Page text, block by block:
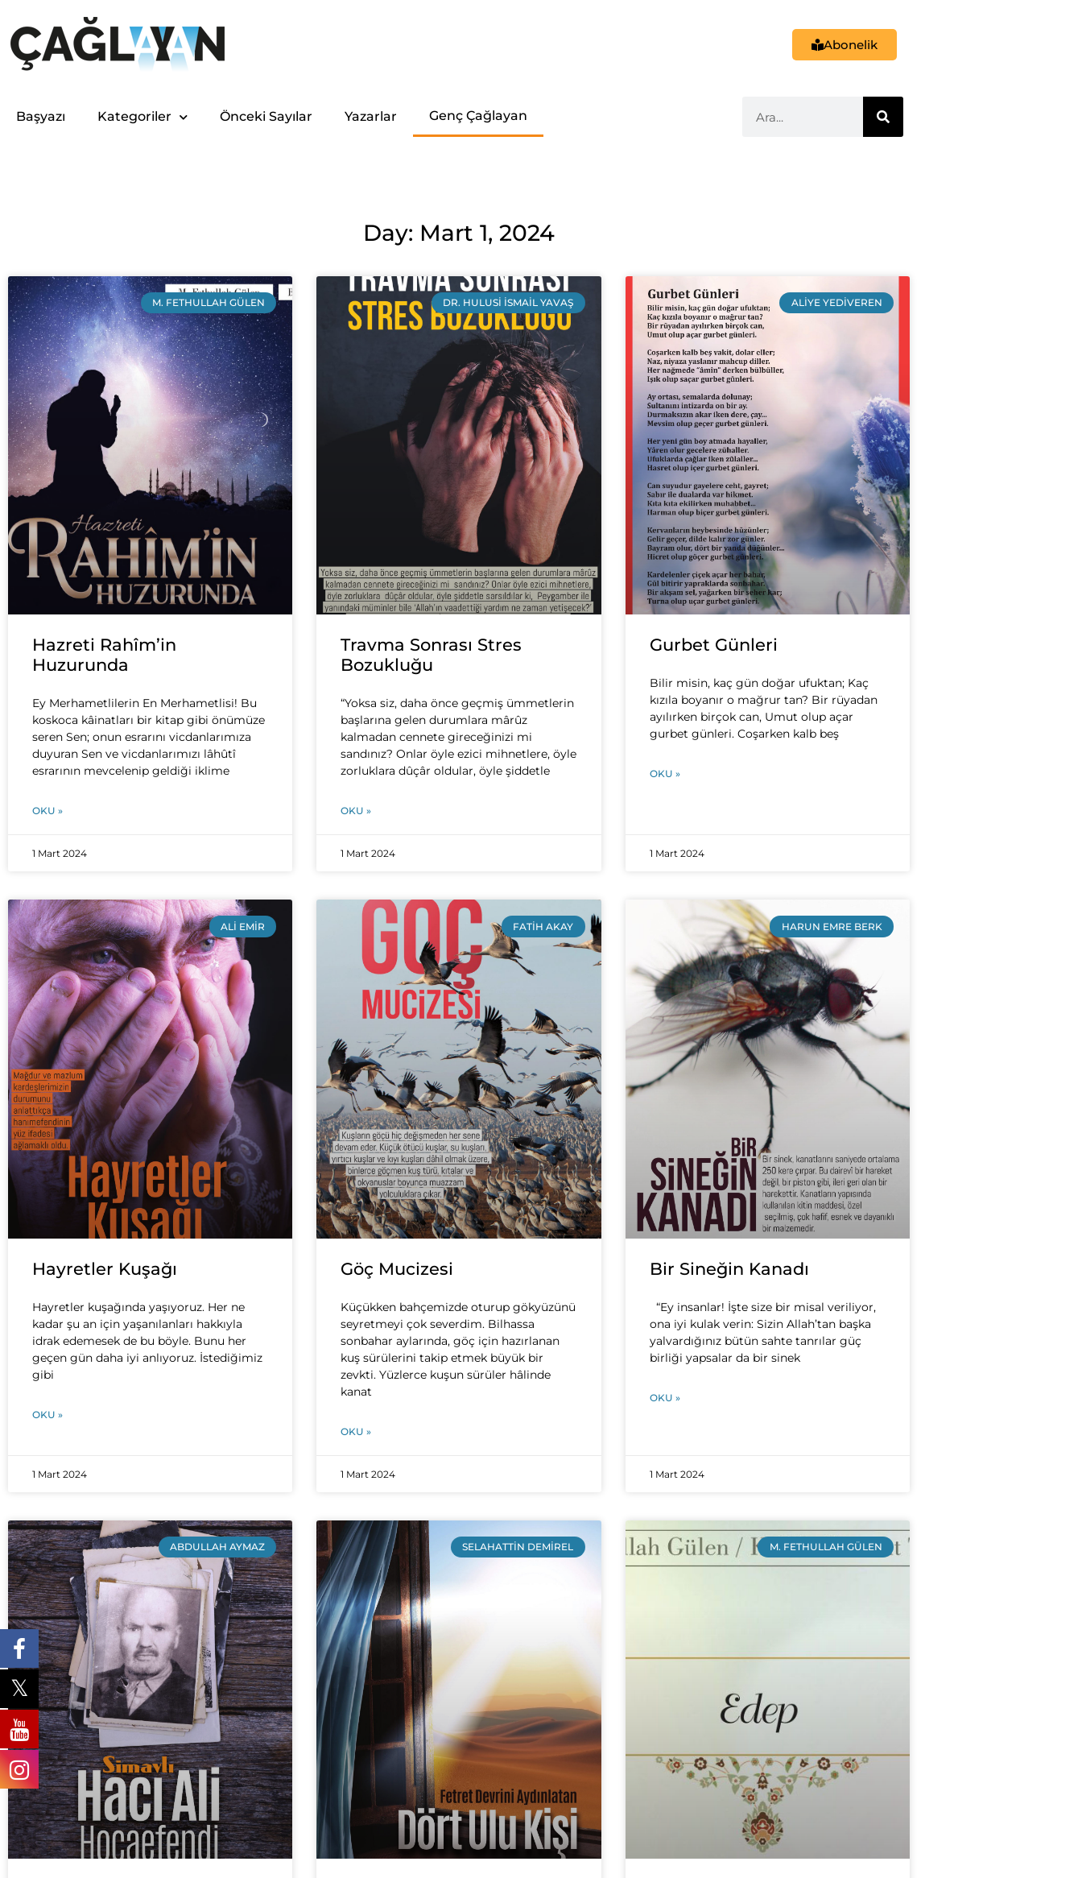
Abonelik
Başyazı Kategoriler Önceki Sayılar Yazarlar Genç Çağlayan
Day: Mart 1, 2024
M. FETHULLAH GÜLEN
Hazreti Rahîm’in
Huzurunda
Ey Merhametlilerin En Merhametlisi! Bu
koskoca kâinatları bir kitap gibi önümüze
seren Sen; onun esrarını vicdanlarımıza
duyuran Sen ve vicdanlarımızı lâhûtî
esrarının mevcelenip geldiği iklime
OKU »
1 Mart 2024
DR. HULUSI İSMAIL YAVAŞ
Travma Sonrası Stres
Bozukluğu
“Yoksa siz, daha önce geçmiş ümmetlerin
başlarına gelen durumlara mârûz
kalmadan cennete gireceğinizi mi
sandınız? Onlar öyle ezici mihnetlere, öyle
zorluklara dûçâr oldular, öyle şiddetle
OKU »
1 Mart 2024
ALIYE YEDIVEREN
Gurbet Günleri
Bilir misin, kaç gün doğar ufuktan; Kaç
kızıla boyanır o mağrur tan? Bir rüyadan
ayılırken birçok can, Umut olup açar
gurbet günleri. Coşarken kalb beş
OKU »
1 Mart 2024
ALI EMIR
Hayretler Kuşağı
Hayretler kuşağında yaşıyoruz. Her ne
kadar şu an için yaşanılanları hakkıyla
idrak edemesek de bu böyle. Bunu her
geçen gün daha iyi anlıyoruz. İstediğimiz
gibi
OKU »
1 Mart 2024
FATIH AKAY
Göç Mucizesi
Küçükken bahçemizde oturup gökyüzünü
seyretmeyi çok severdim. Bilhassa
sonbahar aylarında, göç için hazırlanan
kuş sürülerini takip etmek büyük bir
zevkti. Yüzlerce kuşun sürüler hâlinde
kanat
OKU »
1 Mart 2024
HARUN EMRE BERK
Bir Sineğin Kanadı
“Ey insanlar! İşte size bir misal veriliyor,
ona iyi kulak verin: Sizin Allah’tan başka
yalvardığınız bütün sahte tanrılar güç
birliği yapsalar da bir sinek
OKU »
1 Mart 2024
ABDULLAH AYMAZ SELAHATTIN DEMIREL M. FETHULLAH GÜLEN